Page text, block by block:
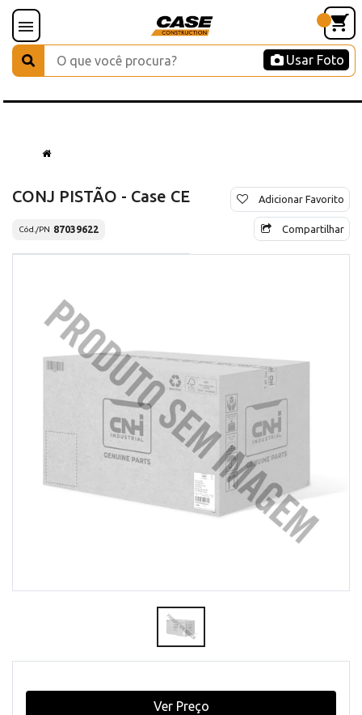
Usar Foto
CONJ PISTÃO - Case CE
Cód./PN 87039622
Adicionar Favorito
Compartilhar
Ver Preço